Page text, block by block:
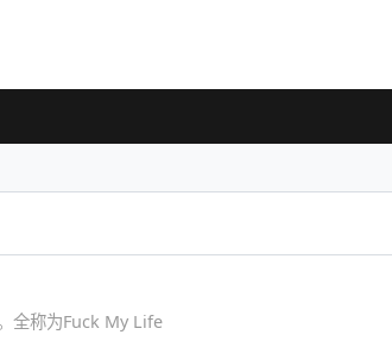
全称为Fuck My Life